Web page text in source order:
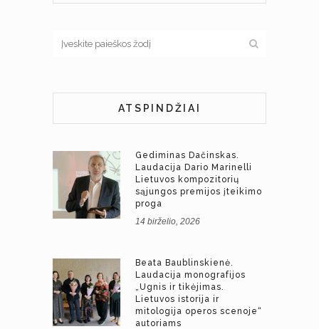
ATSPINDŽIAI
Gediminas Dačinskas.
Laudacija Dario Marinelli
Lietuvos kompozitorių
sąjungos premijos įteikimo
proga
14 birželio, 2026
Beata Baublinskienė.
Laudacija monografijos
„Ugnis ir tikėjimas.
Lietuvos istorija ir
mitologija operos scenoje“
autoriams